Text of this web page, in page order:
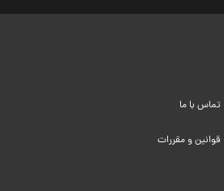
تماس با ما
قوانین و مقررات